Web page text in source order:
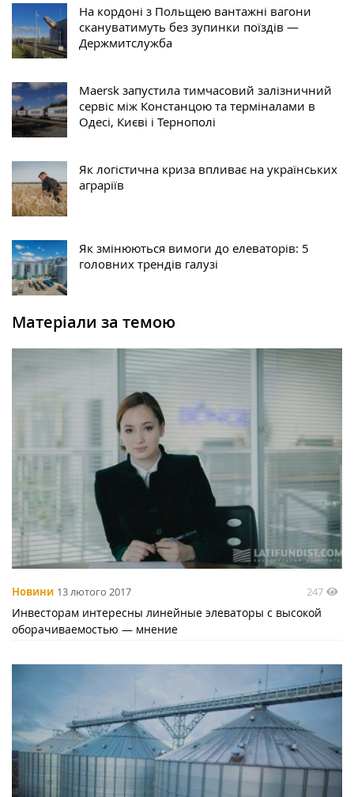
На кордоні з Польщею вантажні вагони
скануватимуть без зупинки поїздів —
Держмитслужба
Maersk запустила тимчасовий залізничний
сервіс між Констанцою та терміналами в
Одесі, Києві і Тернополі
Як логістична криза впливає на українських
аграріїв
Як змінюються вимоги до елеваторів: 5
головних трендів галузі
Матеріали за темою
Новини 13 лютого 2017 247
Инвесторам интересны линейные элеваторы с высокой
оборачиваемостью — мнение